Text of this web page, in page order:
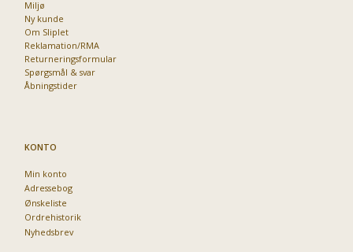
Miljø
Ny kunde
Om Sliplet
Reklamation/RMA
Returneringsformular
Spørgsmål & svar
Åbningstider
KONTO
Min konto
Adressebog
Ønskeliste
Ordrehistorik
Nyhedsbrev